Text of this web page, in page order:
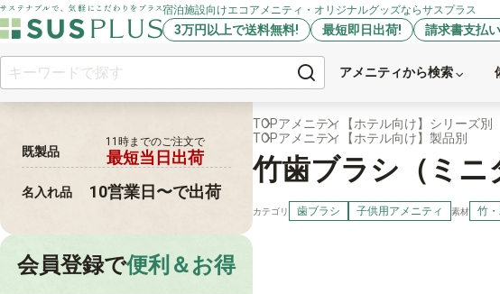
宿泊施設向けエコアメニティ・オリジナルグッズならサスプラス
3万円以上で送料無料! 最短即日出荷! 請求書支払
アメニティから検索
既製品
11時までのご注文で
最短当日出荷
名入れ品 10営業日〜で出荷
会員登録で便利＆お得
TOPアメニティ
【ホテル向け】シリーズ別
TOPアメニティ 【ホテル向け】製品別
竹歯ブラシ（ミ
カテゴリ 歯ブラシ 子供用アメニティ 素材 竹